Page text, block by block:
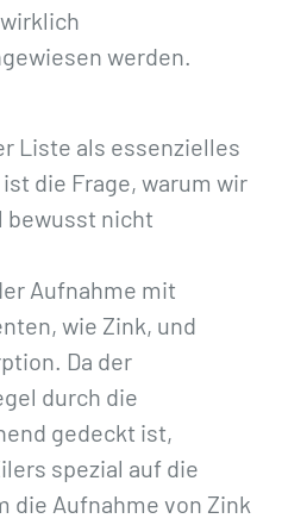
werden.
Liste als essenzielles
die Frage, warum wir
bewusst nicht
Aufnahme mit
wie Zink, und
Da der
durch die
gedeckt ist,
spezial auf die
die Aufnahme von Zink